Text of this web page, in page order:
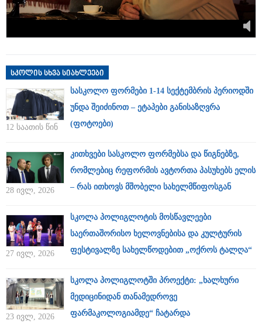
სკოლის სხვა სიახლეები
12 საათის წინ
სასკოლო ფორმები 1-14 სექტემბრის პერიოდში
უნდა შეიძინოთ – ეტაპები განისაზღვრა
(ფოტოები)
28 ივლ, 2026
კითხვები სასკოლო ფორმებსა და წიგნებზე,
რომლებიც რეფორმის ავტორთა პასუხებს ელის
– რას ითხოვს მშობელი სახელმწიფოსგან
27 ივლ, 2026
სკოლა პოლიგლოტის მოსწავლეები
საერთაშორისო ხელოვნებისა და კულტურის
ფესტივალზე სახელწოდებით „ოქროს ტალღა“
23 ივლ, 2026
სკოლა პოლიგლოტში პროექტი: „ხალხური
მედიცინიდან თანამედროვე
ფარმაკოლოგიამდე“ ჩატარდა